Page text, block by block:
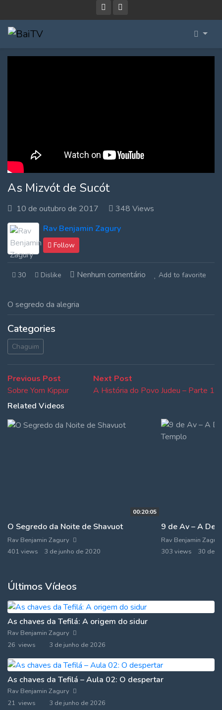
As Mizvót de Sucót
10 de outubro de 2017
348 Views
Rav Benjamin Zagury
Follow
30 Dislike Nenhum comentário Add to favorite
O segredo da alegria
Categories
Chaguim
Navegação
de
Post
Previous Post
post:
Sobre Yom Kippur
Next Post
post:
A História do Povo Judeu – Parte 1
Related Videos
00:20:05
O Segredo da Noite de Shavuot
Rav Benjamin Zagury
401 views
3 de junho de 2020
Rav Benjamin
303 views
30 de
Últimos Vídeos
As chaves da Tefilá: A origem do sidur
Rav Benjamin Zagury
26 views
3 de junho de 2026
As chaves da Tefilá – Aula 02: O despertar
Rav Benjamin Zagury
21 views
3 de junho de 2026